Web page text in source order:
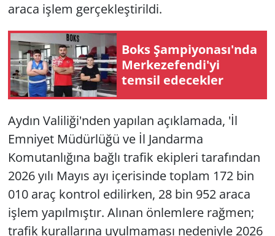
araca işlem gerçekleştirildi.
Boks Şampiyonası'nda
Merkezefendi'yi
temsil edecekler
Aydın Valiliği'nden yapılan açıklamada, 'İl
Emniyet Müdürlüğü ve İl Jandarma
Komutanlığına bağlı trafik ekipleri tarafından
2026 yılı Mayıs ayı içerisinde toplam 172 bin
010 araç kontrol edilirken, 28 bin 952 araca
işlem yapılmıştır. Alınan önlemlere rağmen;
trafik kurallarına uyulmaması nedeniyle 2026